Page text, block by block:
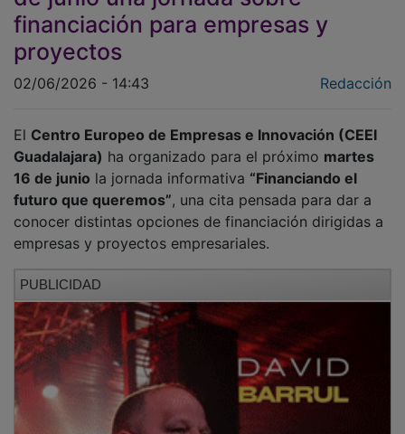
proyectos
02/06/2026 - 14:43
Guadalajara)ha organizado para el próximomartes
16 de juniola jornada informativa“Financiando el
futuro que queremos”, una cita pensada para dar a
conocer distintas opciones de financiación dirigidas a
empresas y proyectos empresariales.